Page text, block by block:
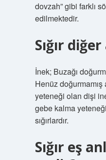
dovzah” gibi farklı
edilmektedir.
Sığır
İnek; Buzağı
Henüz
yeteneği olan dişi
gebe kalma
sığırlardır.
Sığır eş